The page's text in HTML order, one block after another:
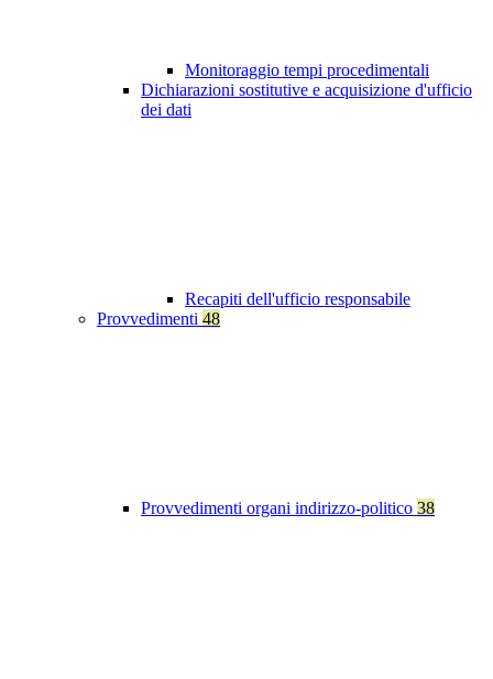
Monitoraggio tempi procedimentali
Dichiarazioni sostitutive e acquisizione d'ufficio
dei dati
Recapiti dell'ufficio responsabile
Provvedimenti 48
Provvedimenti organi indirizzo-politico 38